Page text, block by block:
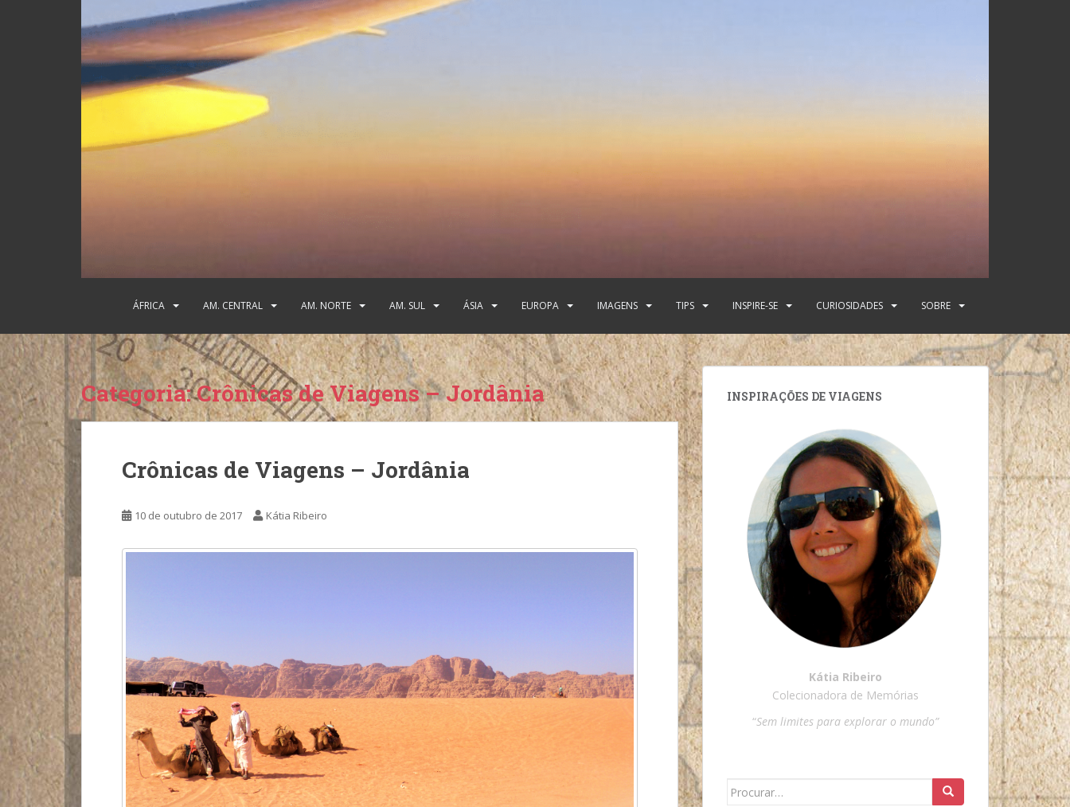
ÁFRICA AM. CENTRAL AM. NORTE AM. SUL ÁSIA EUROPA IMAGENS TIPS INSPIRE-SE CURIOSIDADES SOBRE
Categoria:Crônicas de Viagens – Jordânia
Crônicas de Viagens – Jordânia
10 de outubro de 2017 Kátia Ribeiro
INSPIRAÇÕES DE VIAGENS
Kátia Ribeiro
Colecionadora de Memórias
“Sem limites para explorar o mundo”
Search